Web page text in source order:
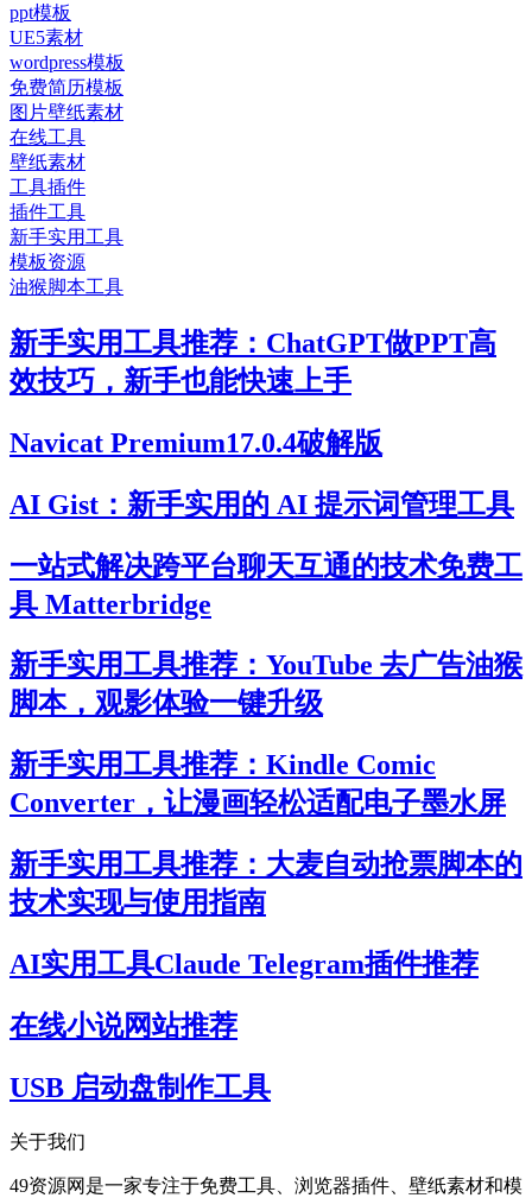
ppt模板
UE5素材
wordpress模板
免费简历模板
图片壁纸素材
在线工具
壁纸素材
工具插件
插件工具
新手实用工具
模板资源
油猴脚本工具
新手实用工具推荐：ChatGPT做PPT高
效技巧，新手也能快速上手
Navicat Premium17.0.4破解版
AI Gist：新手实用的 AI 提示词管理工具
一站式解决跨平台聊天互通的技术免费工
具 Matterbridge
新手实用工具推荐：YouTube 去广告油猴
脚本，观影体验一键升级
新手实用工具推荐：Kindle Comic
Converter，让漫画轻松适配电子墨水屏
新手实用工具推荐：大麦自动抢票脚本的
技术实现与使用指南
AI实用工具Claude Telegram插件推荐
在线小说网站推荐
USB 启动盘制作工具
关于我们
49资源网是一家专注于免费工具、浏览器插件、壁纸素材和模